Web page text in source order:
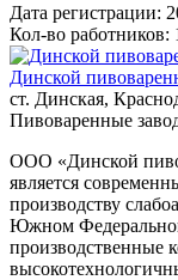
Дата регистрации:
Кол-во работников:
Динской
ст. Динская,
Пивоваренные
ООО «Динской
является
производству
Южном
производственные